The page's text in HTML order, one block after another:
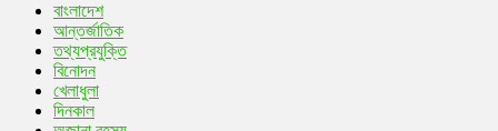
বাংলাদেশ
আন্তর্জাতিক
তথ্যপ্রযুক্তি
বিনোদন
খেলাধুলা
দিনকাল